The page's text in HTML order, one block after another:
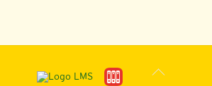
Back